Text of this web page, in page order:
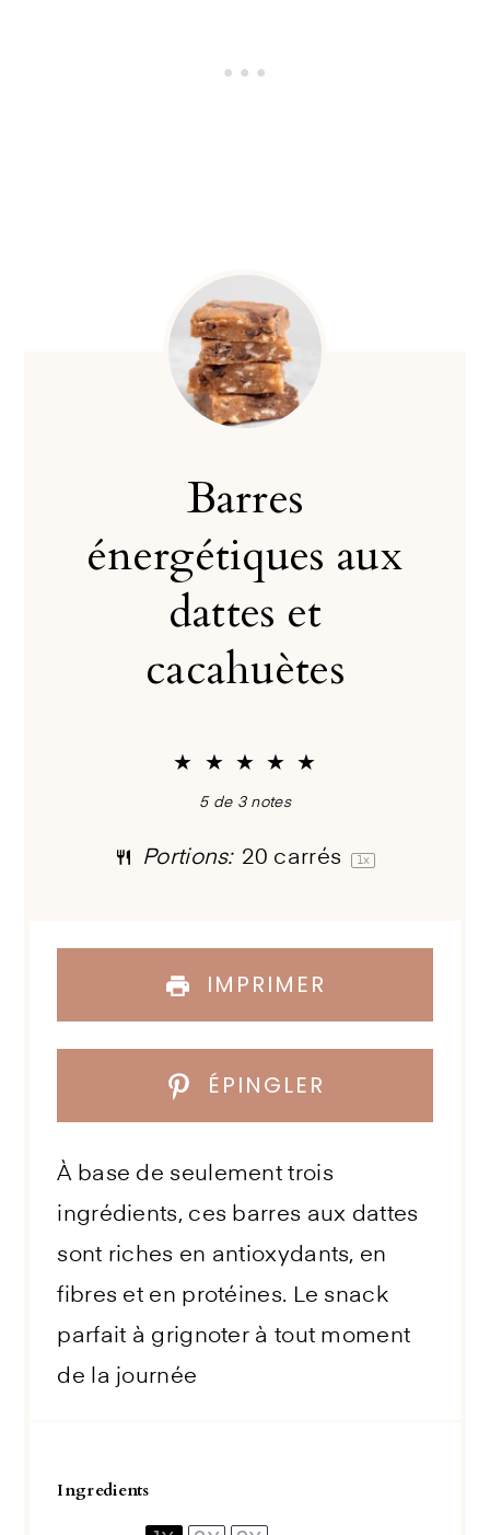
Barres
énergétiques aux
dattes et
cacahuètes
★ ★ ★ ★ ★
5de 3notes
Portions: 20 carrés 1x
IMPRIMER
ÉPINGLER
À base de seulement trois
ingrédients, ces barres aux dattes
sont riches en antioxydants, en
fibres et en protéines. Le snack
parfait à grignoter à tout moment
de la journée
Ingredients